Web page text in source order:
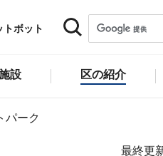
トボット
設 区の紹介
パーク
最終更